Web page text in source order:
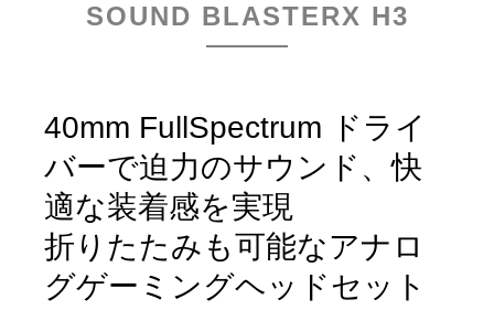
SOUND BLASTERX H3
40mm FullSpectrum ドライ
バーで迫力のサウンド、快
適な装着感を実現
折りたたみも可能なアナロ
グゲーミングヘッドセット